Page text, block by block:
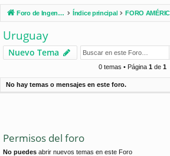
ac
es
rá
pi
d
Foro de Ingenieria Civil & Arquitectura Índice principal
Uruguay
Nuevo Tema
0 temas • Página 1de 1
No hay temas o mensajes en este foro.
Permisos del foro
No puedes abrir nuevos temas en este Foro